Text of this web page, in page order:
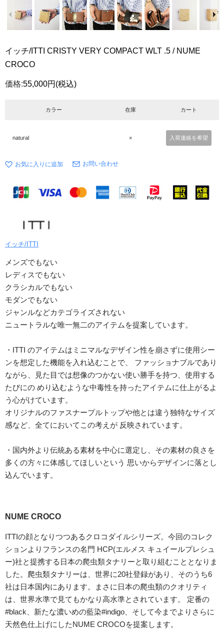
イッチ/ITTI CRISTY VERY COMPACT WLT .5 / NUME
CROCO
価格:55,000円 (税込)
カラー 在庫 カート
natural × 入荷連絡を希望
お問い合わせ
イッチ/ITTI
メンズでもない
レディスでもない
クラシカルでもない
モダンでもない
ジャンルなどカテゴライズされない
ニュートラルな唯一無二のアイテムを提案しています。
・ITTI のアイテムはミニマルなデザイン性を崩さずに使用シー
ンを想定した機能を入れ込むことで、 ファッショナブルであり
ながら、見た目では想像のつかない使い勝手を持つ、使用する
たびにの めり込むような中毒性を持ったアイテムに仕上がるよ
う心がけています。
オリジナルのファスナープルトップや他とは違う独特なサイズ
感など、全てにおいてこの考えが 反映されています。
・国内外より伝統ある素材を中心に選定し、その素材の良さを
多くの方々に体感してほしいという 思いからデザインに落とし
込んでいます。
NUME CROCO
ITTIの顔となりつつあるクロコダイルシリーズ。今回のコレク
ションよりフランスの名門 HCP(エルメス キュイールプレシュ
ー)社と提携する日本の爬虫類タナリーと取り組むこととなりま
した。爬虫類タナリーは、世界に20社登録があり、そのうち6
社は日本国内にあります。まさに日本の爬虫類のクオリティ
は、世界水準で見てもかなり高水準とされています。 定番の
#black、新たな濃いめの藍染#indigo、そして今までよりさらに
天然色仕上げにしたNUME CROCOを提案します。